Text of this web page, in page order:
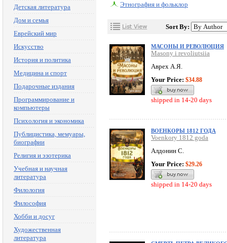
Детская литература
Дом и семья
Еврейский мир
Искусство
История и политика
Медицина и спорт
Подарочные издания
Программирование и
компьютеры
Психология и экономика
Публицистика, мемуары,
биографии
Религия и эзотерика
Учебная и научная
литература
Филология
Философия
Хобби и досуг
Художественная
литература
Этнография и фольклор
Sort By:
МАСОНЫ И РЕВОЛЮЦИЯ
Masony i revoliutsiia
Аврех А.Я.
Your Price: $34.88
shipped in 14-20 days
ВОЕНКОРЫ 1812 ГОДА
Voenkory 1812 goda
Алдонин С.
Your Price: $29.26
shipped in 14-20 days